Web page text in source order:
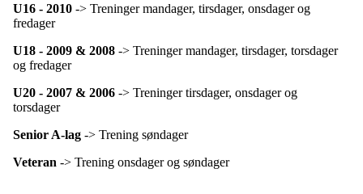
U16 - 2010 -> Treninger mandager, tirsdager, onsdager og
fredager
U18 - 2009 & 2008 -> Treninger mandager, tirsdager, torsdager
og fredager
U20 - 2007 & 2006 -> Treninger tirsdager, onsdager og
torsdager
Senior A-lag -> Trening søndager
Veteran -> Trening onsdager og søndager